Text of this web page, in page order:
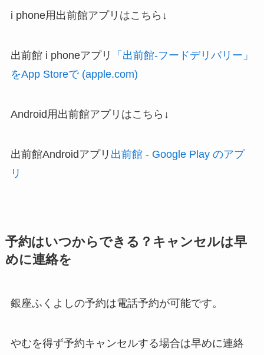
i phone用出前館アプリはこちら↓
出前館 i phoneアプリ
「出前館-フードデリバリー」
をApp Storeで (apple.com)
Android用出前館アプリはこちら↓
出前館Androidアプリ 出前館 - Google Play のアプ
リ
予約はいつからできる？キャンセルは早
めに連絡を
銀座ふくよしの予約は電話予約が可能です。
やむを得ず予約キャンセルする場合は早めに連絡